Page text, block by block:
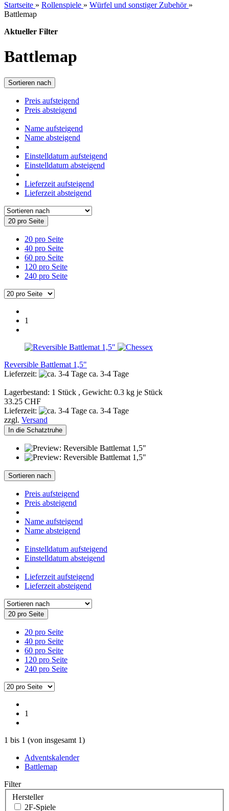
Startseite » Rollenspiele » Würfel und sonstiger Zubehör »
Battlemap
Aktueller Filter
Battlemap
Sortieren nach
Preis aufsteigend
Preis absteigend
Name aufsteigend
Name absteigend
Einstelldatum aufsteigend
Einstelldatum absteigend
Lieferzeit aufsteigend
Lieferzeit absteigend
20 pro Seite
20 pro Seite
40 pro Seite
60 pro Seite
120 pro Seite
240 pro Seite
1
Reversible Battlemat 1,5"
Lieferzeit:
ca. 3-4 Tage
Lagerbestand: 1 Stück , Gewicht: 0.3 kg je Stück
33.25 CHF
Lieferzeit:
ca. 3-4 Tage
zzgl. Versand
In die Schatztruhe
Sortieren nach
Preis aufsteigend
Preis absteigend
Name aufsteigend
Name absteigend
Einstelldatum aufsteigend
Einstelldatum absteigend
Lieferzeit aufsteigend
Lieferzeit absteigend
20 pro Seite
20 pro Seite
40 pro Seite
60 pro Seite
120 pro Seite
240 pro Seite
1
1 bis 1 (von insgesamt 1)
Adventskalender
Battlemap
Filter
Hersteller
2F-Spiele